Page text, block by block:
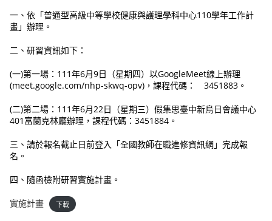
一、依「普通型高級中等學校健康與護理學科中心110學年工作計
畫」辦理。
二、研習資訊如下：
(一)第一場：111年6月9日（星期四）以GoogleMeet線上辦理
(meet.google.com/nhp-skwq-opv)，課程代碼： 3451883。
(二)第二場：111年6月22日（星期三）假集思臺中新烏日會議中心
401富蘭克林廳辦理，課程代碼：3451884。
三、請於報名截止日前登入「全國教師在職進修資訊網」完成報
名。
四、隨函檢附研習實施計畫。
實施計畫 下載